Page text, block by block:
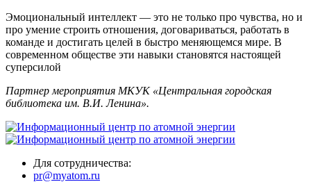
Эмоциональный интеллект — это не только про чувства, но и
про умение строить отношения, договариваться, работать в
команде и достигать целей в быстро меняющемся мире. В
современном обществе эти навыки становятся настоящей
суперсилой
Партнер мероприятия МКУК «Центральная городская
библиотека им. В.И. Ленина».
Для сотрудничества:
pr@myatom.ru